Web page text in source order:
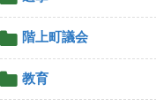
階上町議会
教育